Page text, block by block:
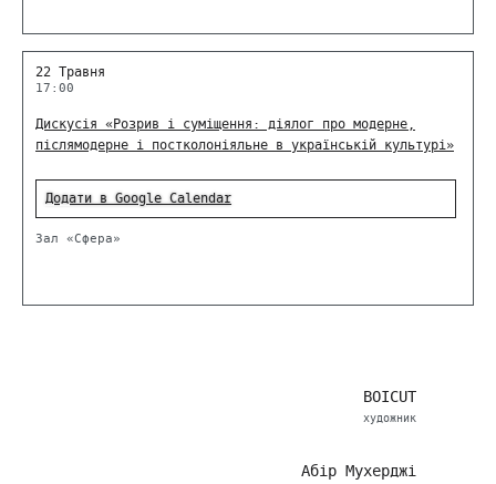
22 Травня
17:00
Дискусія «Розрив і суміщення: діялог про модерне,
післямодерне і постколоніяльне в українській культурі»
Додати в Google Calendar
Зал «Сфера»
BOICUT
художник
Абір Мухерджі